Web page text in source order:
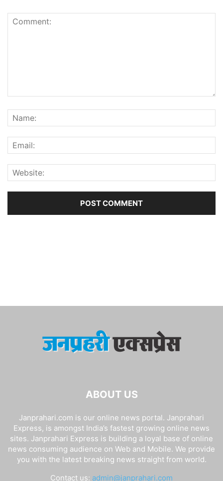
ABOUT US
Janprahari.com is our online news portal. Janprahari
Express, is amongst India’s fastest growing online news
sites. Janprahari Express is building a loyal base of online
news consuming audience on Web and Mobile. We provide
you with the latest breaking news straight from world.
Contact us: admin@janprahari.com